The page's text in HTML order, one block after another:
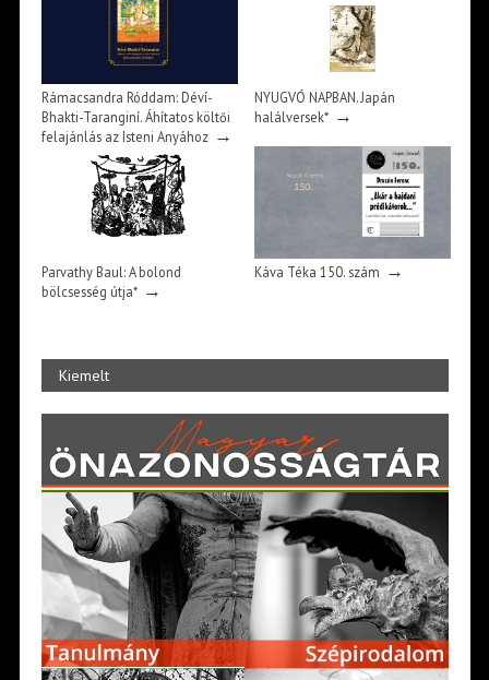
Rámacsandra Róddam: Déví-
Bhakti-Taranginí. Áhítatos költői
felajánlás az Isteni Anyához→
NYUGVÓ NAPBAN. Japán
halálversek*→
Parvathy Baul: A bolond
bölcsesség útja*→
Káva Téka 150. szám →
Kiemelt